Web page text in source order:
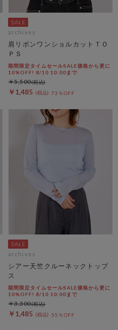
archives
肩リボンワンショルカットＴＯ
ＰＳ
期間限定タイムセールSALE価格から更に
10%OFF! 8/10 10:00まで
￥1,485 73％OFF
￥5,500
archives
シアー天竺クルーネックトップ
ス
期間限定タイムセールSALE価格から更に
10%OFF! 8/10 10:00まで
￥1,485 55％OFF
￥3,300